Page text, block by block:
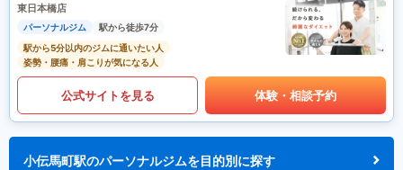
東日本橋店
パーソナルジム
駅から徒歩7分
駅から5分以内のジムに通いたい人
姿勢・腰痛・肩こりが気になる人
公式サイトを見る 体験・相談予約
小伝馬町駅のパーソナルジムを目的別に探す